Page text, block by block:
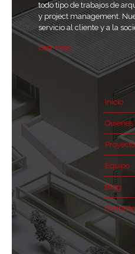
todo tipo de trabajos de
y project management.
servicio al cliente y a la
Leer mas ...
Inicio
Equipo
Blog
Contacto